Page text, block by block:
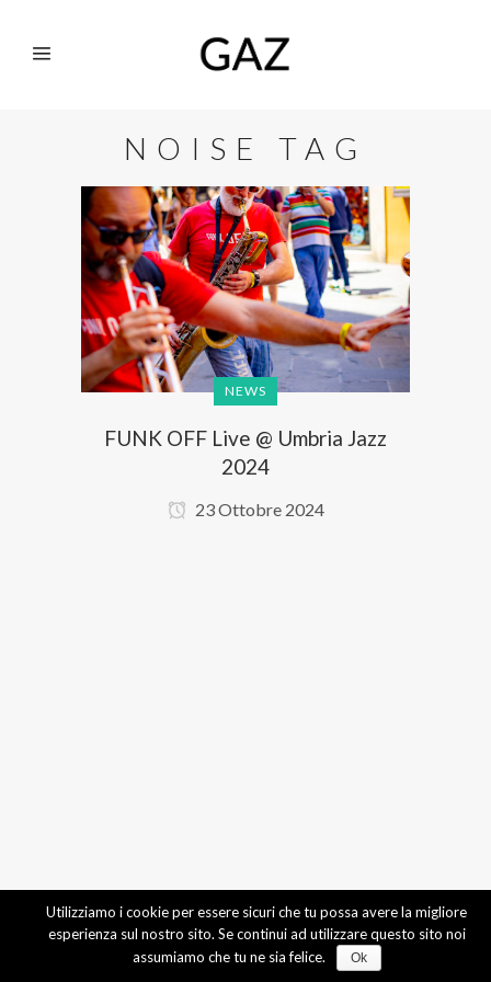
NOISE TAG
NEWS
FUNK OFF Live @ Umbria Jazz
2024
23 Ottobre 2024
Utilizziamo i cookie per essere sicuri che tu possa avere la migliore
esperienza sul nostro sito. Se continui ad utilizzare questo sito noi
assumiamo che tu ne sia felice.
Ok